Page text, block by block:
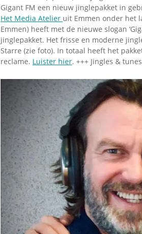
Gigant FM een nieuw jinglepakket in
Het Media Atelier uit Emmen onder het
Emmen) heeft met de nieuwe slogan
jinglepakket. Het frisse en moderne
Starre (zie foto). In totaal heeft het
reclame. Luister hier. +++ Jingles &